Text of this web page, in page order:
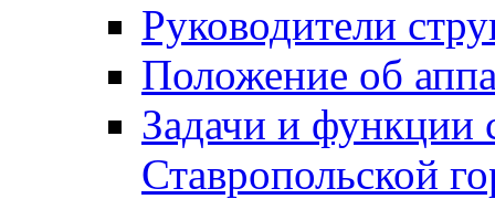
Руководители
Положение об
Задачи и функции
Ставропольской